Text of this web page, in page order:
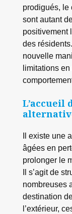
prodigués, le
sont autant
positivement
des
nouvelle
limitations
L’accueil
Il existe une
âgées en
prolonger le
Il s’agit de
nombreuses
destination
l’extérieur,